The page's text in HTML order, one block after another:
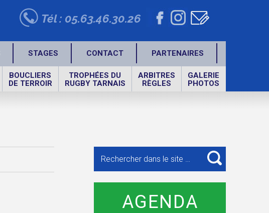
Tél : 05.63.46.30.26
STAGES CONTACT PARTENAIRES
BOUCLIERS
DE TERROIR
TROPHÉES DU
RUGBY TARNAIS
ARBITRES
RÈGLES
GALERIE
PHOTOS
pour
:
RECHERCHE
AGENDA